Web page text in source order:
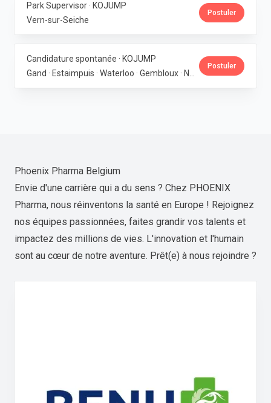
Park Supervisor · KOJUMP
Vern-sur-Seiche
Postuler
Candidature spontanée · KOJUMP
Postuler
Phoenix Pharma Belgium
Envie d'une carrière qui a du sens ? Chez PHOENIX
Pharma, nous réinventons la santé en Europe ! Rejoignez
nos équipes passionnées, faites grandir vos talents et
impactez des millions de vies. L'innovation et l'humain
sont au cœur de notre aventure. Prêt(e) à nous rejoindre ?